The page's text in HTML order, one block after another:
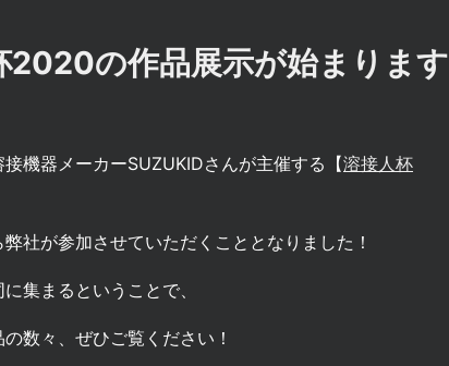
2020の作品展示が始まります
機器メーカーSUZUKIDさんが主催する【溶接人杯
社が参加させていただくこととなりました！
集まるということで、
数々、ぜひご覧ください！